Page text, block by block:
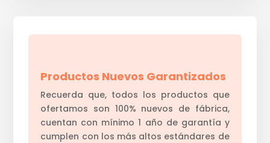
Productos Nuevos Garantizados
Recuerda que, todos los productos que
ofertamos son 100% nuevos de fábrica,
cuentan con mínimo 1 año de garantía y
cumplen con los más altos estándares de